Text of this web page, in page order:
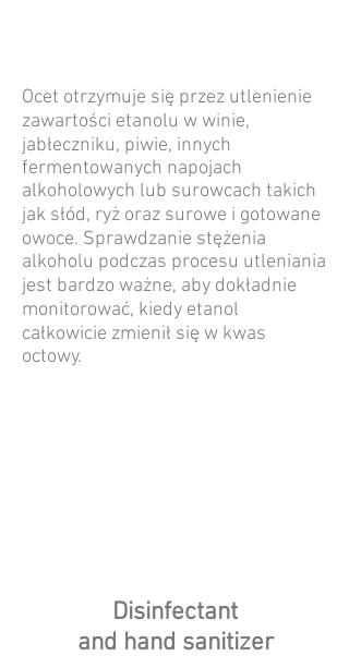
Ocet otrzymuje się przez utlenienie
zawartości etanolu w winie,
jabłeczniku, piwie, innych
fermentowanych napojach
alkoholowych lub surowcach takich
jak słód, ryż oraz surowe i gotowane
owoce. Sprawdzanie stężenia
alkoholu podczas procesu utleniania
jest bardzo ważne, aby dokładnie
monitorować, kiedy etanol
całkowicie zmienił się w kwas
octowy.
Disinfectant
and hand sanitizer